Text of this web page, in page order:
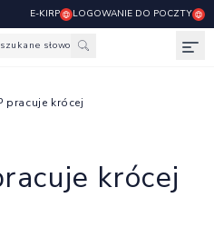
E-KIRP LOGOWANIE DO POCZTY
słowo
pracuje krócej
krócej